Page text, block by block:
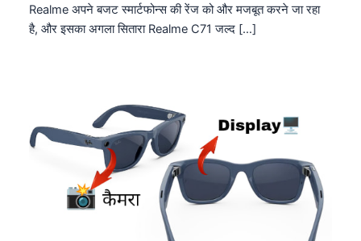
Realme अपने बजट स्मार्टफोन्स की रेंज को और मजबूत करने जा रहा
है, और इसका अगला सितारा Realme C71 जल्द […]